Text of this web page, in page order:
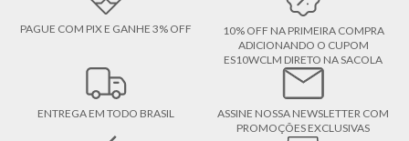
PAGUE COM PIX E GANHE 3% OFF
10% OFF NA PRIMEIRA COMPRA
ADICIONANDO O CUPOM
ES10WCLM DIRETO NA SACOLA
ENTREGA EM TODO BRASIL
ASSINE NOSSA NEWSLETTER COM
PROMOÇÕES EXCLUSIVAS